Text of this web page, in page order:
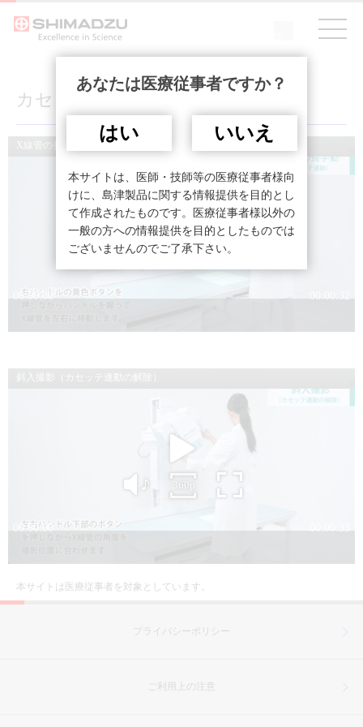
カセッテ連動機能
プライバシーポリシー
ご利用上の注意
本サイトは医療従事者を対象としています。
あなたは医療従事者ですか？
はい いいえ
本サイトは、医師・技師等の医療従事者様向
けに、島津製品に関する情報提供を目的とし
て作成されたものです。医療従事者様以外の
一般の方への情報提供を目的としたものでは
ございませんのでご了承下さい。